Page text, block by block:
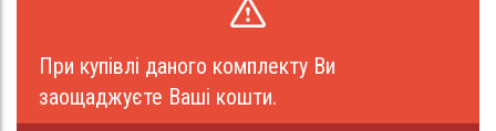
При купівлі даного комплекту Ви
заощаджуєте Ваші кошти.